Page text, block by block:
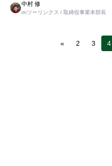
中村 修
㈱ツーリンクス / 取締役事業本部長
« 2 3 4